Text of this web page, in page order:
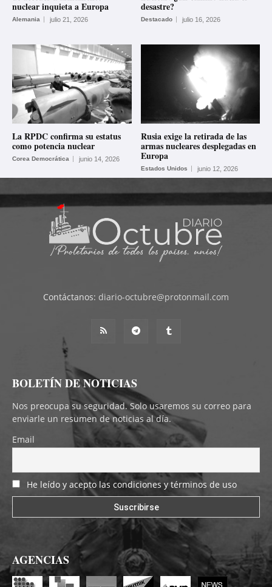
nuclear inquieta a Europa
Alemania julio 21, 2026
desastre?
Destacado julio 16, 2026
La RPDC confirma su estatus
como potencia nuclear
Corea Democrática junio 14, 2026
Rusia exige la retirada de las
armas nucleares desplegadas en
Europa
Estados Unidos junio 12, 2026
Contáctanos: diario-octubre@protonmail.com
BOLETÍN DE NOTICIAS
Nos preocupa su seguridad. Solo usaremos su correo para
enviarle un resumen de noticias al día.
Email
He leído y acepto las condiciones y términos de uso
AGENCIAS